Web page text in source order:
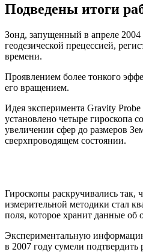
Подведены итоги
Зонд, запущенный в апреле
геодезической прецессией,
времени.
Проявлением более тонкого
его вращением.
Идея эксперимента Gravity
установлено четыре гироскопа
увеличении сфер до размеров
сверхпроводящем состоянии.
Гироскопы раскручивались так,
измерительной методики стал
поля, которое хранит данные
Экспериментальную
в 2007 году сумели